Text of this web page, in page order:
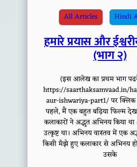
All Articles Hindi
हमारे प्रयास और
(भाग २)
(इस आलेख का प्रथम भाग
https://saarthaksamvaad.in/
aur-ishwariya-part1/ पर क्लिक
पहले, मैं एक बहुत बढ़िया फिल्म
कलाकारों ने अद्भुत अभिनय किया
उत्कृष्ट था। अभिनय वास्तव में एक
किसी मँझे हुए कलाकार से अभिनय हो
उसके